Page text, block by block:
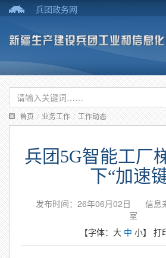
兵团政务网
首页 / 业务工作 / 工作动态
兵团5G智能工厂
下“加速
发布时间：26年06月02日 信息
室
【字体： 大 中 小】 打